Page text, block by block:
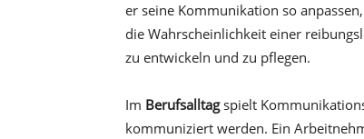
er seine Kommunikation so
die Wahrscheinlichkeit einer
zu entwickeln und zu pflegen.
Im Berufsalltagspielt
kommuniziert werden. Ein